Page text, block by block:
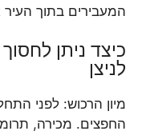
המעבירים בתוך העיר
כיצד ניתן
לניצן
מיון הרכוש: לפני
החפצים. מכירה,